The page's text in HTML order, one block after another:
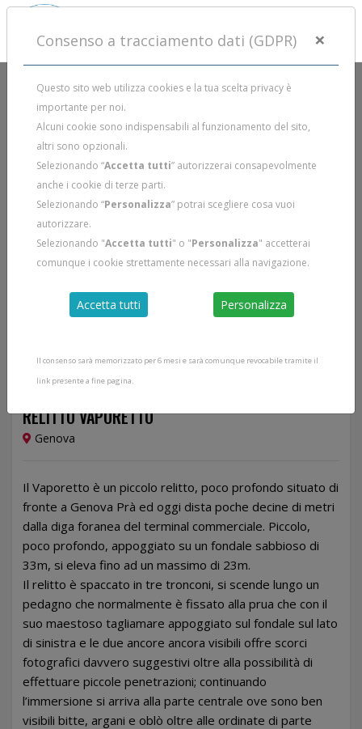
RELITTO VAPORETTO
Genova
Il Vaporetto è un piccolo relitto, poco profondo situato di
fronte a Genova Prà ed oggi dista poche decine di metri
dalla diga foranea del terminal commerciale. Piccolo,
poco profondo, appoggiato su un fondale sabbioso di
33m, si eleva fino ad un massimo di 23m.
Il relitto è spaccato in tre tronconi, si scende lungo un
pedagno che normalmente è fissato alla prua che con il
suo maestoso tagliamare appoggiato sul fondale sul lato
di sinistra e le due ancore ancora visibili offre scorci
fotografici davvero suggestivi oltre alla possibilità di
effettuare piccole penetrazioni; continuando
l’immersione si arriva alla parte centrale ove sono ben
visibili bitte, argani e oblò oltre alle ordinate di parte
Consenso a tracciamento dati (GDPR) ×
Questo sito web utilizza cookies e la tua scelta privacy è
importante per noi.
Alcuni cookie sono indispensabili al funzionamento del sito,
altri sono opzionali.
Selezionando “Accetta tutti” autorizzerai consapevolmente
anche i cookie di terze parti.
Selezionando “Personalizza” potrai scegliere cosa vuoi
autorizzare.
Selezionando "Accetta tutti" o "Personalizza" accetterai
comunque i cookie strettamente necessari alla navigazione.
Accetta tutti Personalizza
Il consenso sarà memorizzato per 6 mesi e sarà comunque revocabile tramite il
link presente a fine pagina.